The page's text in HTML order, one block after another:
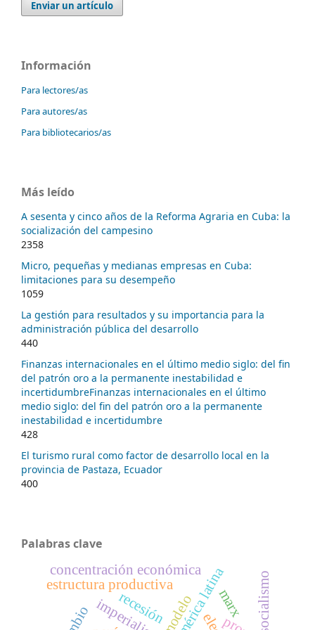
Enviar un artículo
Información
Para lectores/as
Para autores/as
Para bibliotecarios/as
Más leído
A sesenta y cinco años de la Reforma Agraria en Cuba: la
socialización del campesino
2358
Micro, pequeñas y medianas empresas en Cuba:
limitaciones para su desempeño
1059
La gestión para resultados y su importancia para la
administración pública del desarrollo
440
Finanzas internacionales en el último medio siglo: del fin
del patrón oro a la permanente inestabilidad e
incertidumbreFinanzas internacionales en el último
medio siglo: del fin del patrón oro a la permanente
inestabilidad e incertidumbre
428
El turismo rural como factor de desarrollo local en la
provincia de Pastaza, Ecuador
400
Palabras clave
recesión américa latina
estructura productiva
modelo
concentración económica
socialismo
marx